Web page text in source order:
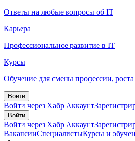
Ответы на любые вопросы об IT
Карьера
Профессиональное развитие в IT
Курсы
Обучение для смены профессии, роста
Войти
Войти через Хабр Аккаунт
Войти
Войти через Хабр Аккаунт
ВакансииСпециалистыКурсы и